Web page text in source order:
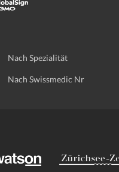
Nach Spezialität
Nach Swissmedic Nr